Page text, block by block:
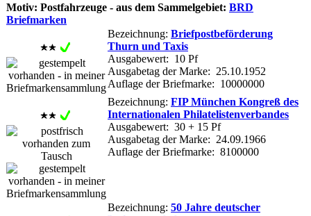
Motiv: Postfahrzeuge - aus dem Sammelgebiet: BRD
Briefmarken
Bezeichnung: Briefpostbeförderung
Thurn und Taxis
Ausgabewert: 10 Pf
Ausgabetag der Marke: 25.10.1952
Auflage der Briefmarke: 10000000
Bezeichnung: FIP München Kongreß des
Internationalen Philatelistenverbandes
Ausgabewert: 30 + 15 Pf
Ausgabetag der Marke: 24.09.1966
Auflage der Briefmarke: 8100000
Bezeichnung: 50 Jahre deutscher